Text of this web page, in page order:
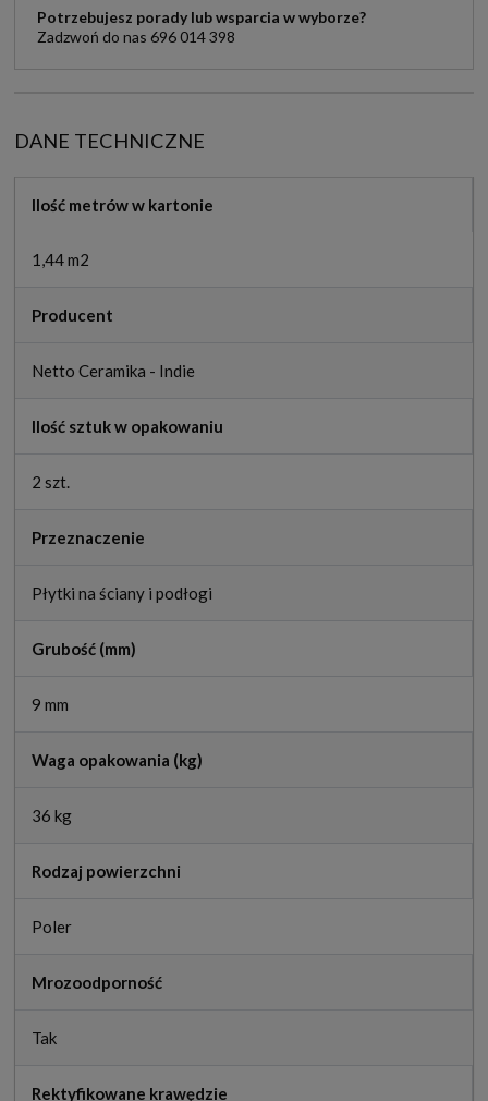
Potrzebujesz porady lub wsparcia w wyborze?
Zadzwoń do nas 696 014 398
DANE TECHNICZNE
Ilość metrów w kartonie
1,44 m2
Producent
Netto Ceramika - Indie
Ilość sztuk w opakowaniu
2 szt.
Przeznaczenie
Płytki na ściany i podłogi
Grubość (mm)
9 mm
Waga opakowania (kg)
36 kg
Rodzaj powierzchni
Poler
Mrozoodporność
Tak
Rektyfikowane krawędzie